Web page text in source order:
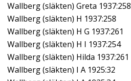
Wallberg (släkten) Greta 1937:258
Wallberg (släkten) H 1937:258
Wallberg (släkten) H G 1937:261
Wallberg (släkten) H I 1937:254
Wallberg (släkten) Hilda 1937:261
Wallberg (släkten) I A 1925:32